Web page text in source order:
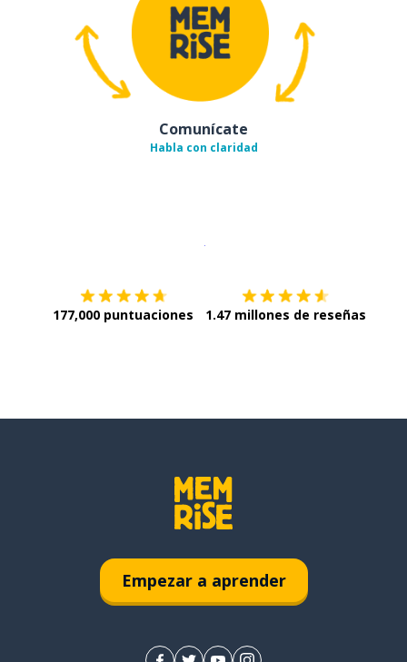
Comunícate
Habla con claridad
177,000 puntuaciones 1.47 millones de reseñas
Empezar a aprender